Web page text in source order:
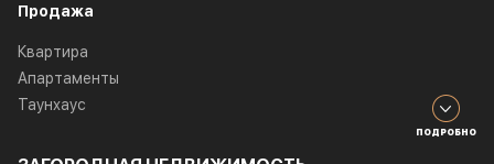
Продажа
Квартира
Апартаменты
Таунхаус
ПОДРОБНО